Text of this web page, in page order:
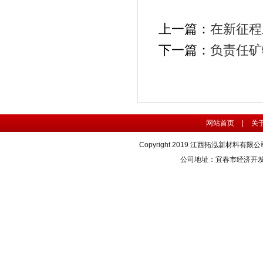
上一篇： 在新征
下一篇： 负责任
网站首页 关
Copyright 2019 江西拓泓新材料有限
公司地址：宜春市经济开